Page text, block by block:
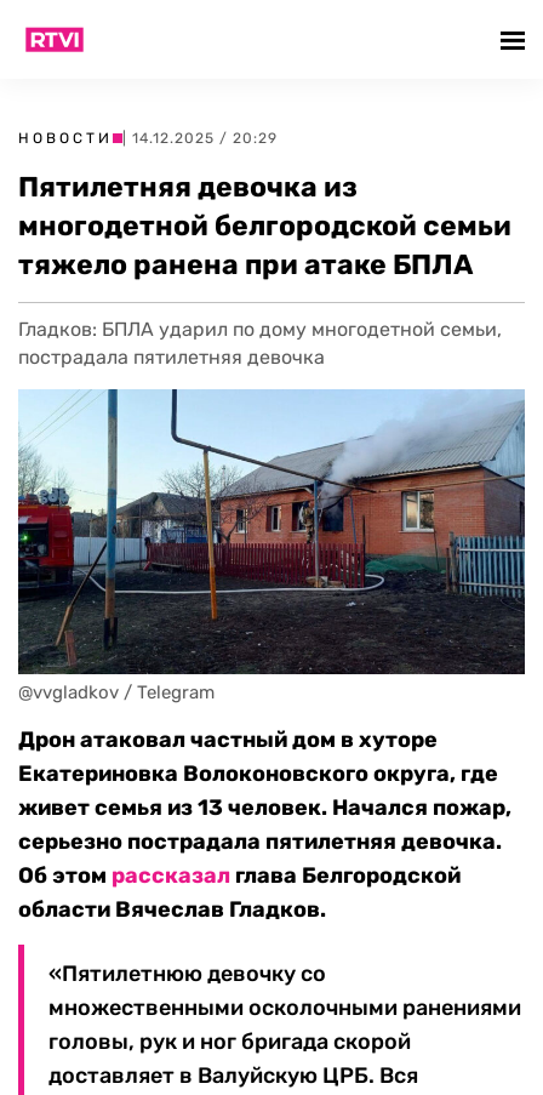
НОВОСТИ | 14.12.2025 / 20:29
Пятилетняя девочка из
многодетной белгородской семьи
тяжело ранена при атаке БПЛА
Гладков: БПЛА ударил по дому многодетной семьи,
пострадала пятилетняя девочка
@vvgladkov / Telegram
Дрон атаковал частный дом в хуторе
Екатериновка Волоконовского округа, где
живет семья из 13 человек. Начался пожар,
серьезно пострадала пятилетняя девочка.
Об этом рассказал глава Белгородской
области Вячеслав Гладков.
«Пятилетнюю девочку со
множественными осколочными ранениями
головы, рук и ног бригада скорой
доставляет в Валуйскую ЦРБ. Вся